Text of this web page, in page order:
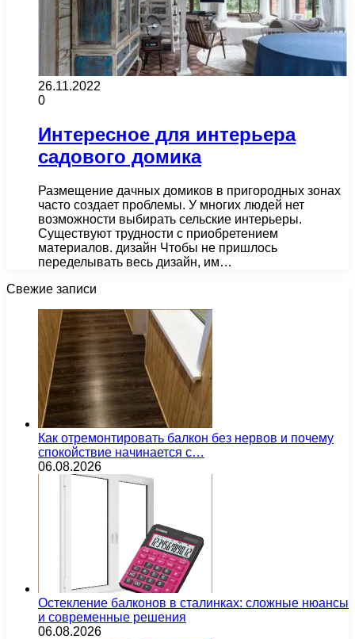
26.11.2022
0
Интересное для интерьера
садового домика
Размещение дачных домиков в пригородных зонах
часто создает проблемы. У многих людей нет
возможности выбирать сельские интерьеры.
Существуют трудности с приобретением
материалов. дизайн Чтобы не пришлось
переделывать весь дизайн, им…
Свежие записи
Как отремонтировать балкон без нервов и почему
спокойствие начинается с…
06.08.2026
Остекление балконов в сталинках: сложные нюансы
и современные решения
06.08.2026